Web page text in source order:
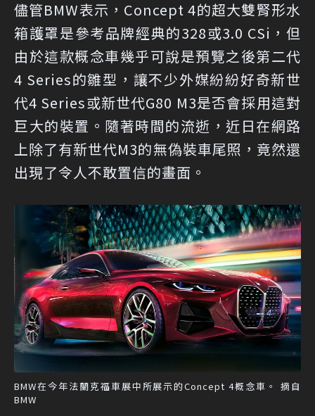
儘管BMW表示，Concept 4的超大雙腎形水
箱護罩是參考品牌經典的328或3.0 CSi，但
由於這款概念車幾乎可說是預覽之後第二代
4 Series的雛型，讓不少外媒紛紛好奇新世
代4 Series或新世代G80 M3是否會採用這對
巨大的裝置。隨著時間的流逝，近日在網路
上除了有新世代M3的無偽裝車尾照，竟然還
出現了令人不敢置信的畫面。
BMW在今年法蘭克福車展中所展示的Concept 4概念車。 摘自
BMW